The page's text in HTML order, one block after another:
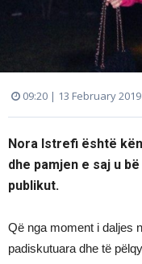
09:20 | 13 February 2019
Nora Istrefi është
dhe pamjen e saj u
publikut.
Që nga moment i daljes
padiskutuara dhe të